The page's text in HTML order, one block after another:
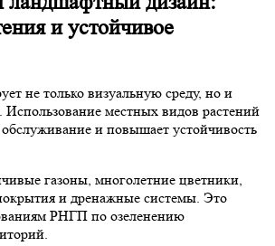
и устойчивое
не только визуальную среду, но и
местных видов растений
и повышает устойчивость
газоны, многолетние цветники,
и дренажные системы. Это
РНГП по озеленению